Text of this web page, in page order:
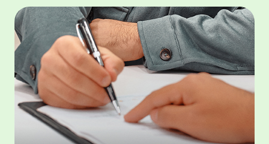
مستحوذة حصة انخفضت إلى 12.4% في الربع
الثاني مقابل 21.0% من إجمالي التداولات في
الربع الأول 2026، فيما شكلت التداولات على
باقي فئات العقارات 8.9% من التداولات مدفوعة
بنشاط التداولات على فئة المشاتل الزراعية التي
شكلت وحدها 3.2% من إجمالي التداولات يليها
التداولات العقارية على فئة المخازن بحصة قدرها
3.0% من التداولات العقارية ومثلت تداولات
الشريط الساحلي نحو 2.6%، في حين شكلت
التي
من